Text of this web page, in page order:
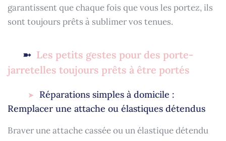
garantissent que chaque fois que vous les portez, ils
sont toujours prêts à sublimer vos tenues.
Les petits gestes pour des porte-
jarretelles toujours prêts à être portés
Réparations simples à domicile :
Remplacer une attache ou élastiques détendus
Braver une attache cassée ou un élastique détendu